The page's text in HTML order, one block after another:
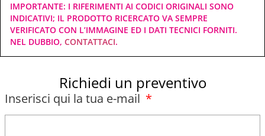
IMPORTANTE: I RIFERIMENTI AI CODICI ORIGINALI SONO
INDICATIVI; IL PRODOTTO RICERCATO VA SEMPRE
VERIFICATO CON L’IMMAGINE ED I DATI TECNICI FORNITI.
NEL DUBBIO, CONTATTACI.
Richiedi un preventivo
Inserisci qui la tua e-mail